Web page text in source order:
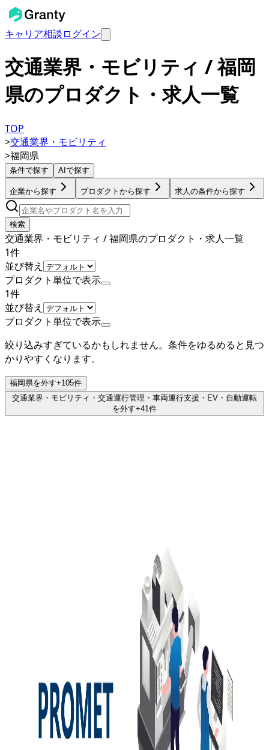
キャリア相談ログイン
交通業界・モビリティ / 福岡
県のプロダクト・求人一覧
TOP
>交通業界・モビリティ
>福岡県
条件で探す AIで探す
企業から探す プロダクトから探す 求人の条件から探す
検索
交通業界・モビリティ / 福岡県のプロダクト・求人一覧
1件
並び替え
プロダクト単位で表示
1件
並び替え
プロダクト単位で表示
絞り込みすぎているかもしれません。条件をゆるめると見つ
かりやすくなります。
福岡県を外す+105件
交通業界・モビリティ・交通運行管理・車両運行支援・EV・自動運転
を外す+41 件
PROMETは株式会社宇部情報システムが提供する運転操作
定量評価システムです。運転操作の定量的な評価機能を備え